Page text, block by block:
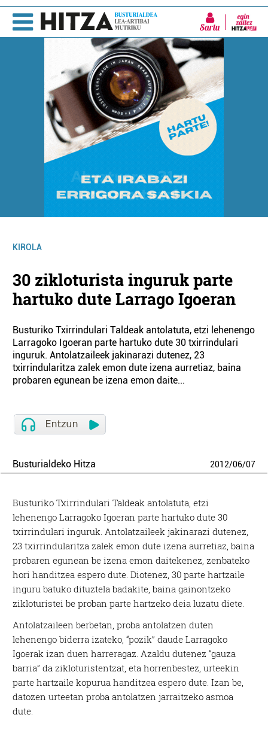
Sartu
KIROLA
30 zikloturista inguruk parte
hartuko dute Larrago Igoeran
Busturiko Txirrindulari Taldeak antolatuta, etzi lehenengo
Larragoko Igoeran parte hartuko dute 30 txirrindulari
inguruk. Antolatzaileek jakinarazi dutenez, 23
txirrindularitza zalek emon dute izena aurretiaz, baina
probaren egunean be izena emon daite...
Busturialdeko Hitza 2012/06/07
Busturiko Txirrindulari Taldeak antolatuta, etzi
lehenengo Larragoko Igoeran parte hartuko dute 30
txirrindulari inguruk. Antolatzaileek jakinarazi dutenez,
23 txirrindularitza zalek emon dute izena aurretiaz, baina
probaren egunean be izena emon daitekenez, zenbateko
hori handitzea espero dute. Diotenez, 30 parte hartzaile
inguru batuko dituztela badakite, baina gainontzeko
zikloturistei be proban parte hartzeko deia luzatu diete.
Antolatzaileen berbetan, proba antolatzen duten
lehenengo biderra izateko, “pozik” daude Larragoko
Igoerak izan duen harreragaz. Azaldu dutenez “gauza
barria” da zikloturistentzat, eta horrenbestez, urteekin
parte hartzaile kopurua handitzea espero dute. Izan be,
datozen urteetan proba antolatzen jarraitzeko asmoa
dute.